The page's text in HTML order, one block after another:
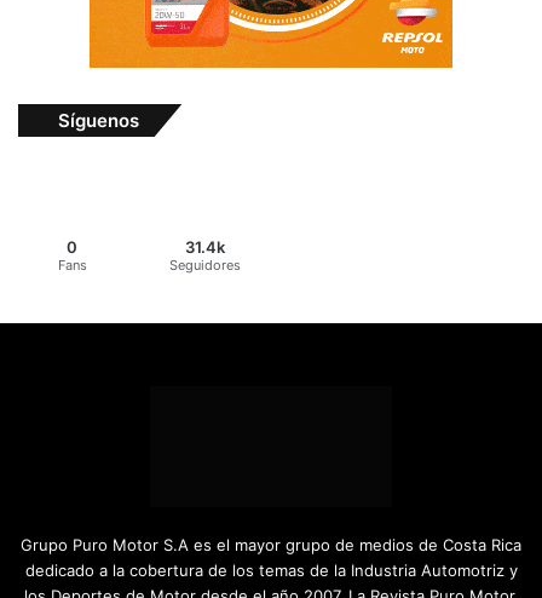
Síguenos
0
Fans
31.4k
Seguidores
Grupo Puro Motor S.A es el mayor grupo de medios de Costa Rica
dedicado a la cobertura de los temas de la Industria Automotriz y